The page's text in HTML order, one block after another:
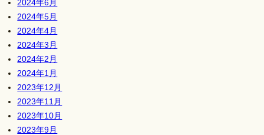
2024年6月
2024年5月
2024年4月
2024年3月
2024年2月
2024年1月
2023年12月
2023年11月
2023年10月
2023年9月